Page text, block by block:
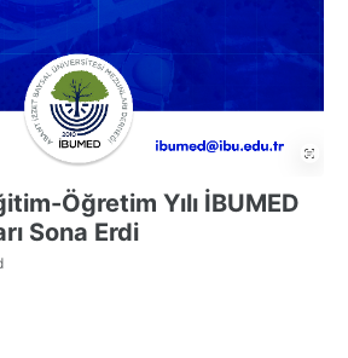
Öğretim Yılı İBUMED
Sona Erdi